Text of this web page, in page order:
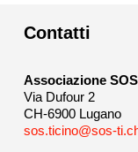
Contatti
Associazione
Via Dufour 2
CH-6900 Lugano
sos.ticino@sos-